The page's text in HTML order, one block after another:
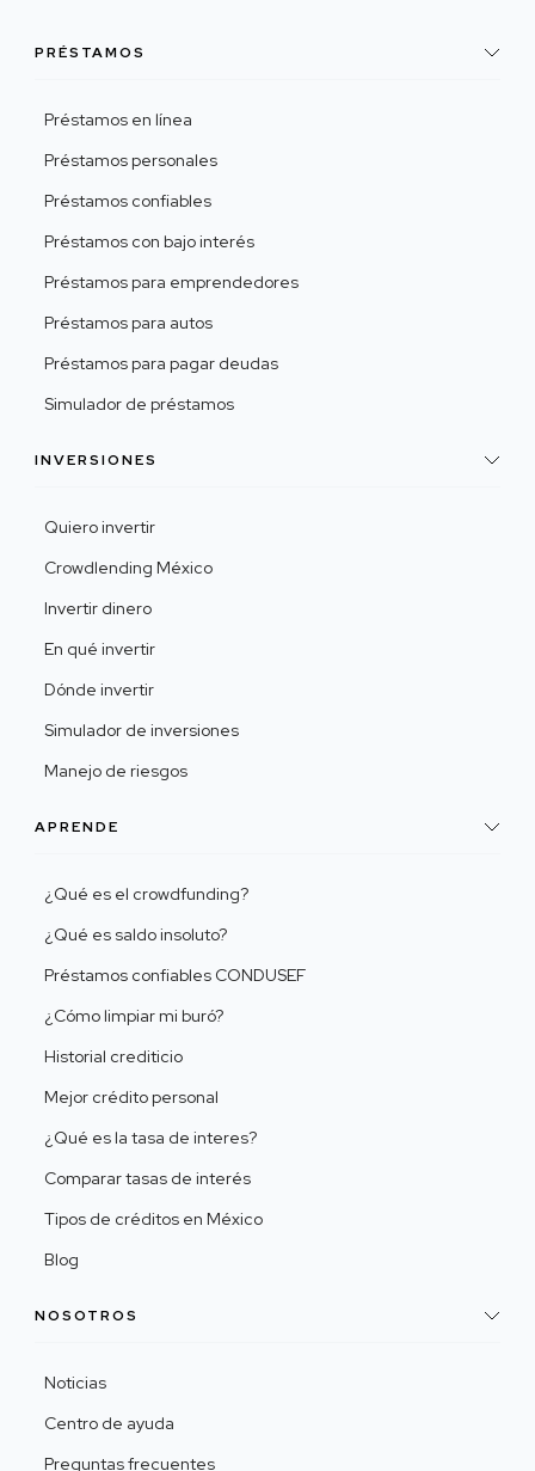
PRÉSTAMOS
Préstamos en línea
Préstamos personales
Préstamos confiables
Préstamos con bajo interés
Préstamos para emprendedores
Préstamos para autos
Préstamos para pagar deudas
Simulador de préstamos
INVERSIONES
Quiero invertir
Crowdlending México
Invertir dinero
En qué invertir
Dónde invertir
Simulador de inversiones
Manejo de riesgos
APRENDE
¿Qué es el crowdfunding?
¿Qué es saldo insoluto?
Préstamos confiables CONDUSEF
¿Cómo limpiar mi buró?
Historial crediticio
Mejor crédito personal
¿Qué es la tasa de interes?
Comparar tasas de interés
Tipos de créditos en México
Blog
NOSOTROS
Noticias
Centro de ayuda
Preguntas frecuentes